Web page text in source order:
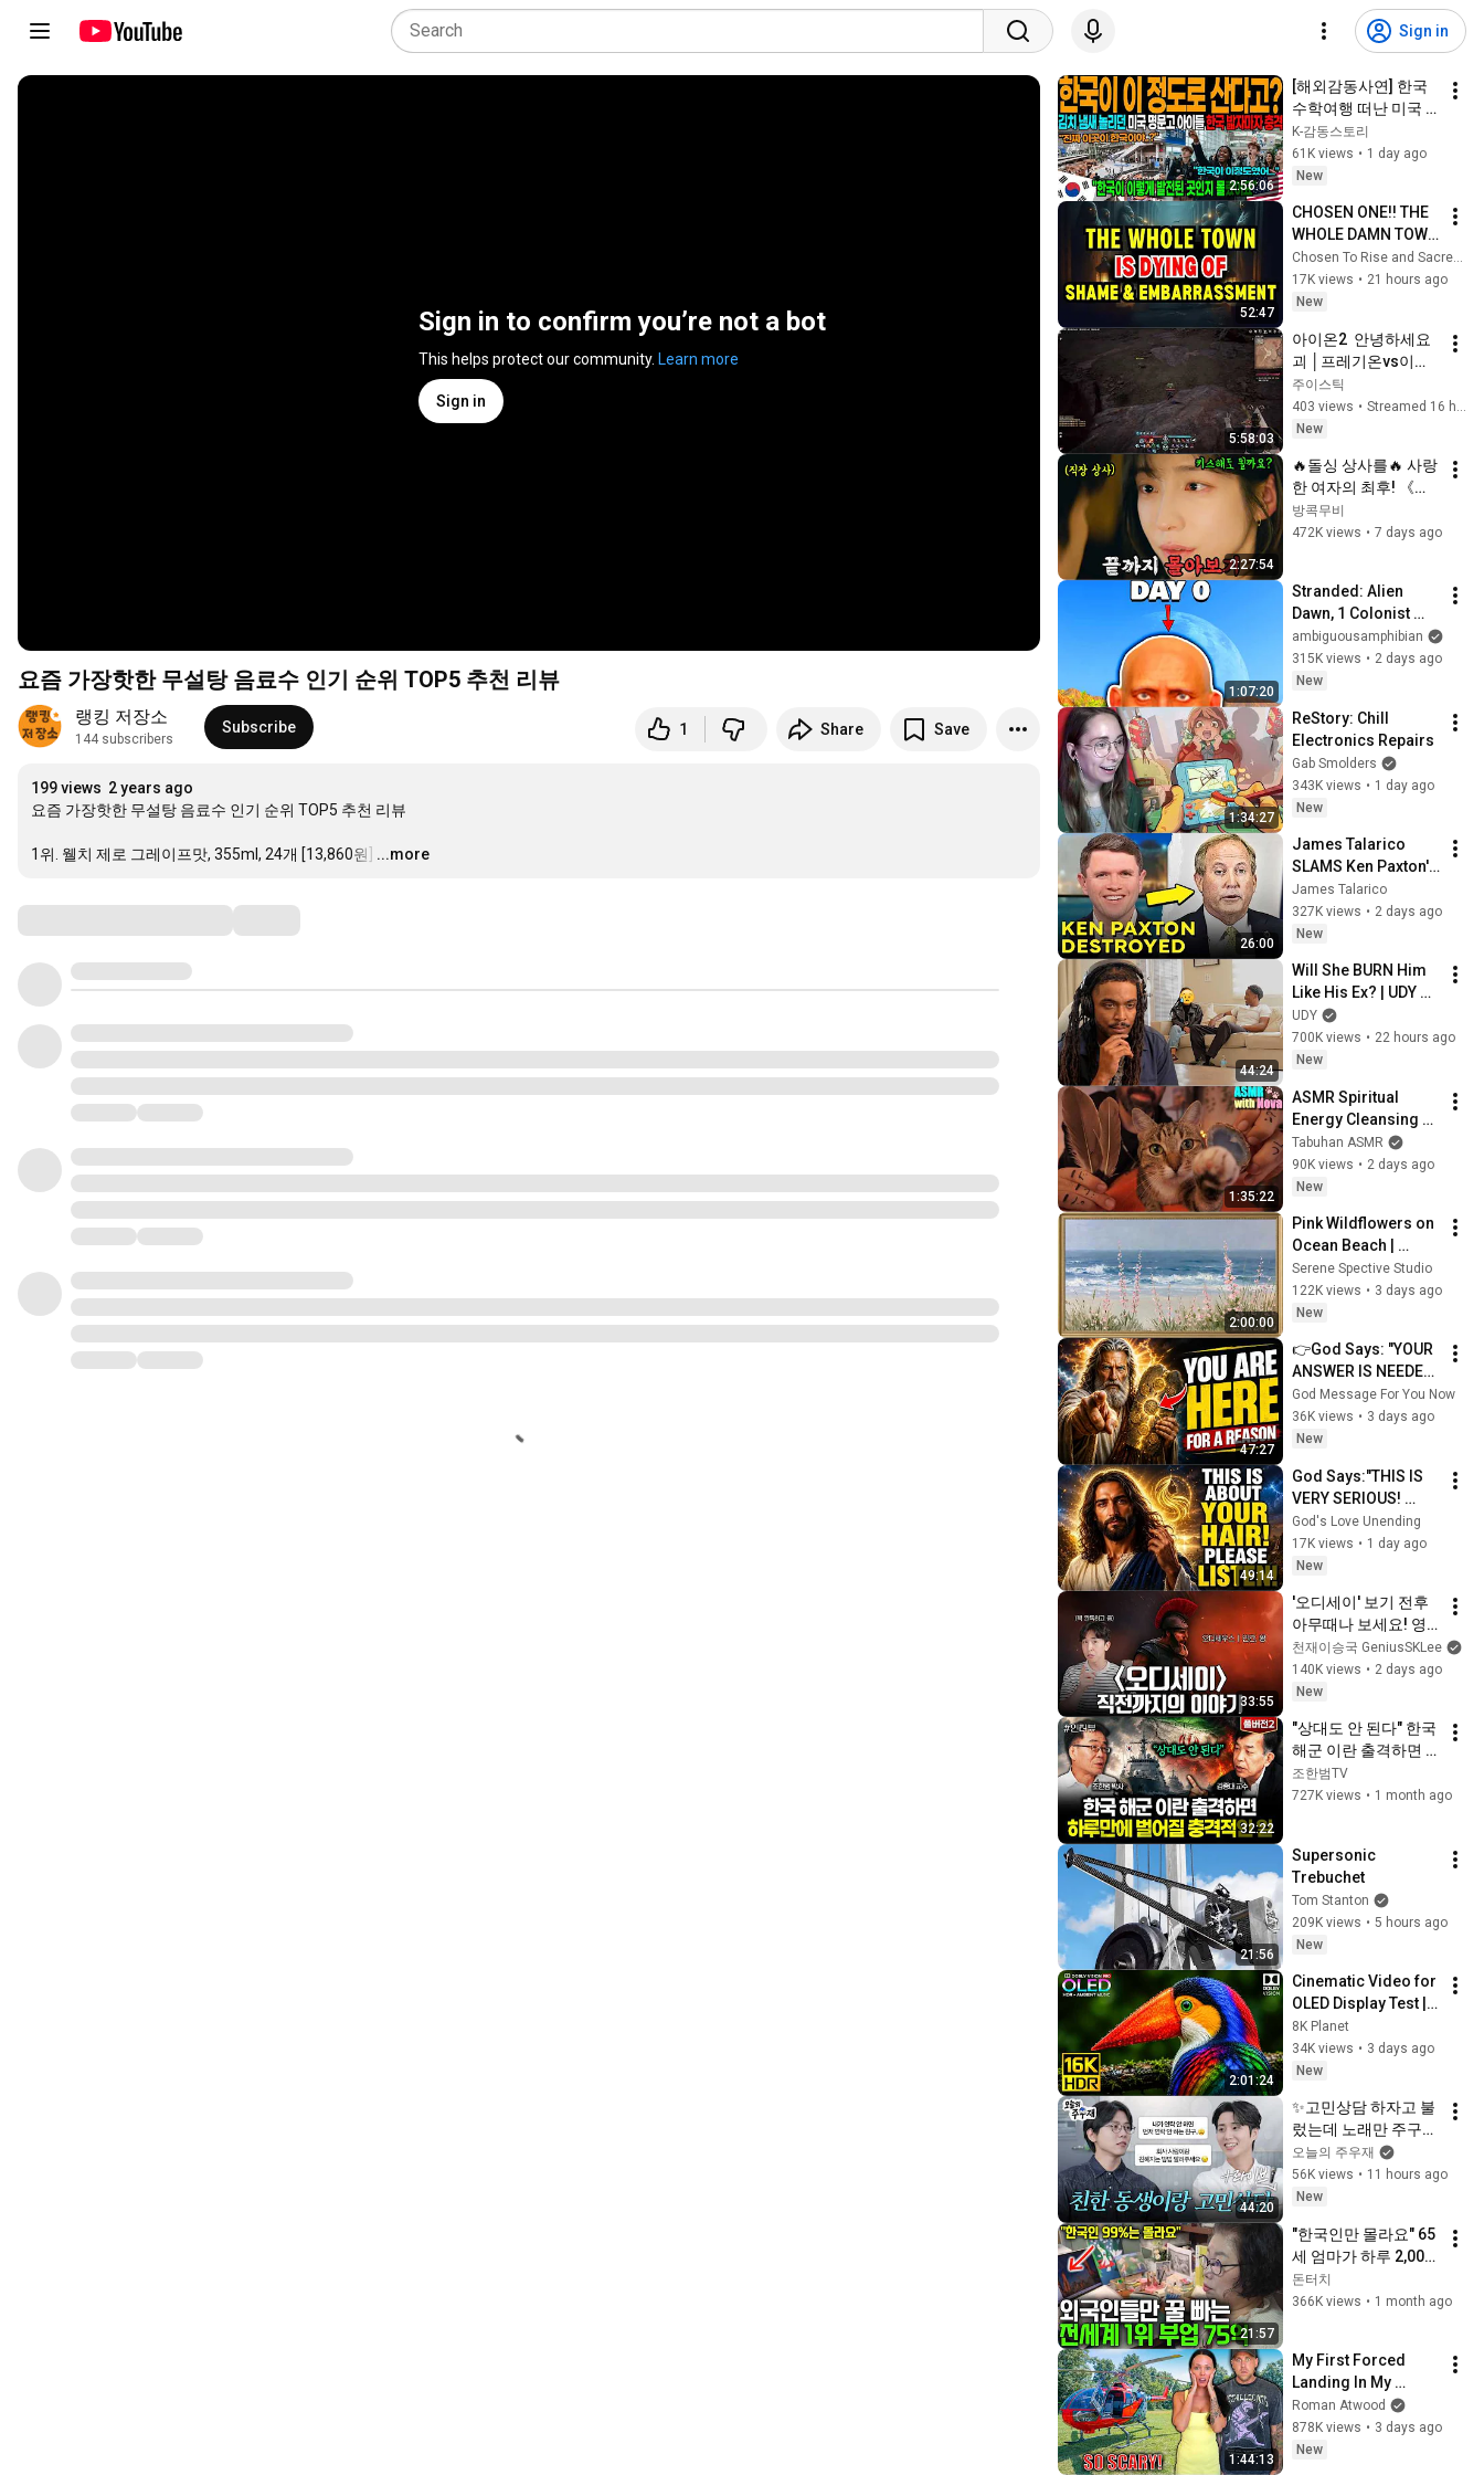
Sign in
Sign in to confirm you’re not a bot
This helps protect our community. Learn more
Sign in
요즘 가장핫한 무설탕 음료수 인기 순위 TOP5 추천 리뷰
랭킹 저장소
144 subscribers
Subscribe 1 Share Save
199 views 2 years ago
요즘 가장핫한 무설탕 음료수 인기 순위 TOP5 추천 리뷰
1위. 웰치 제로 그레이프맛, 355ml, 24개 [13,860원] …
...more
2:56:06
[해외감동사연] 한국
수학여행 떠난 미국
명문고 학생들 발칵
뒤집혔다, 인천공항
하루 입국객 24만명
K-감동스토리
61K views • 1 day ago
New
52:47
CHOSEN ONE!! THE
WHOLE DAMN TOWN
WORKED TOGETHER
AGAINST LITTLE
OLE' YOU & STILL
Chosen To Rise and Sacred Mission
17K views • 21 hours ago
New
5:58:03
아이온2  안녕하세요
괴 │프레기온vs이스
할겐 │  검성 │8월 7일
주이스틱
403 views •
New
2:27:54
🔥돌싱 상사를🔥 사랑
한 여자의 최후! 《내
일도 출근》 처음부터
끝까지
방콕무비
472K views • 7 days ago
1:07:20
Stranded: Alien
Dawn, 1 Colonist
Start...
ambiguousamphibian
315K views • 2 days ago
New
1:34:27
ReStory: Chill
Electronics Repairs
Gab Smolders
343K views • 1 day ago
New
26:00
James Talarico
SLAMS Ken Paxton's
Corruption LIVE ON
AIR
James Talarico
327K views • 2 days ago
New
44:24
Will She BURN Him
Like His Ex? | UDY
Loyalty Test
UDY
700K views • 22 hours ago
New
1:35:22
ASMR Spiritual
Energy Cleansing
with My Cat 🐾
Purring & Reiki for
Sleep & Stress
Tabuhan ASMR
90K views • 2 days ago
New
2:00:00
Pink Wildflowers on
Ocean Beach |
Vintage Coastal
Seascape Oil
Painting | 4K
Screensaver
Serene Spective Studio
122K views • 3 days ago
New
47:27
👉God Says: "YOUR
ANSWER IS NEEDED
TODAY" | God
Message Today |
Gods Message Now
God Message For You Now
36K views • 3 days ago
New
49:14
God Says:"THIS IS
VERY SERIOUS!
LISTEN TO THIS
URGENTLY!"/God
Message Now/God
God's Love Unending
17K views • 1 day ago
New
33:55
'오디세이' 보기 전후
아무때나 보세요! 영
화의 프리퀄이라 할
수 있는 일리아스 이
야기 간단 정리!
천재이승국 GeniusSKLee
140K views • 2 days ago
New
32:22
"상대도 안 된다" 한국
해군 이란 출격하면
하루만에 벌어질 충격
적인 일 | 김종대 교수
조한범TV
727K views • 1 month ago
21:56
Supersonic
Trebuchet
Tom Stanton
209K views • 5 hours ago
New
2:01:24
Cinematic Video for
OLED Display Test |
16K HDR 240fps
Dolby Vision (4K
Video • 8K ULTRA HD
8K Planet
34K views • 3 days ago
New
44:20
✨고민상담 하자고 불
렀는데 노래만 주구장
창 부르고 간 영케이
(Young K)
오늘의 주우재
56K views • 11 hours ago
New
21:57
"한국인만 몰라요" 65
세 엄마가 하루 2,000
달러 버는 기적의 전
세계 1등 부업
돈터치
366K views • 1 month ago
1:44:13
My First Forced
Landing In My
Helicopter. Very
Scary Experience
But Everyone Is
Roman Atwood
878K views • 3 days ago
New